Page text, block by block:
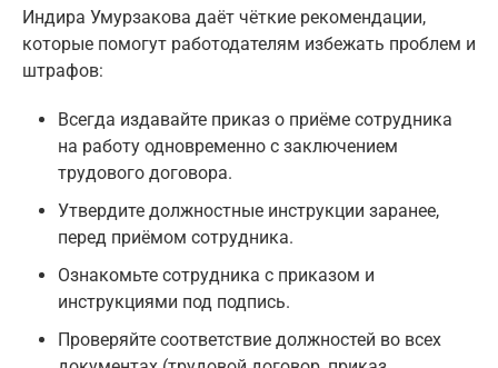
Индира Умурзакова даёт чёткие рекомендации,
которые помогут работодателям избежать проблем и
штрафов:
Всегда издавайте приказ о приёме сотрудника
на работу одновременно с заключением
трудового договора.
Утвердите должностные инструкции заранее,
перед приёмом сотрудника.
Ознакомьте сотрудника с приказом и
инструкциями под подпись.
Проверяйте соответствие должностей во всех